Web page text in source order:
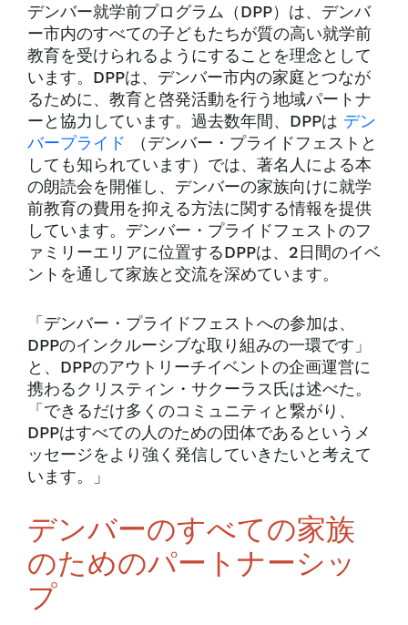
デンバー就学前プログラム（DPP）は、デンバ
ー市内のすべての子どもたちが質の高い就学前
教育を受けられるようにすることを理念として
います。DPPは、デンバー市内の家庭とつなが
るために、教育と啓発活動を行う地域パートナ
ーと協力しています。過去数年間、DPPは デン
バープライド （デンバー・プライドフェストと
しても知られています）では、著名人による本
の朗読会を開催し、デンバーの家族向けに就学
前教育の費用を抑える方法に関する情報を提供
しています。デンバー・プライドフェストのフ
ァミリーエリアに位置するDPPは、2日間のイベ
ントを通して家族と交流を深めています。
「デンバー・プライドフェストへの参加は、
DPPのインクルーシブな取り組みの一環です」
と、DPPのアウトリーチイベントの企画運営に
携わるクリスティン・サクーラス氏は述べた。
「できるだけ多くのコミュニティと繋がり、
DPPはすべての人のための団体であるというメ
ッセージをより強く発信していきたいと考えて
います。」
デンバーのすべての家族
のためのパートナーシッ
プ